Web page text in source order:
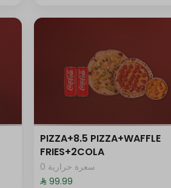
PIZZA+8.5 PIZZA+WAFFLE
FRIES+2COLA
0 سعرة حرارية
⁨⁦‪‬ 99.99⁩
+ ⁨⁦‪‬ 17⁩